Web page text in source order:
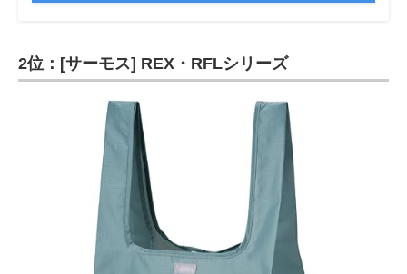
2位：[サーモス] REX・RFLシリーズ